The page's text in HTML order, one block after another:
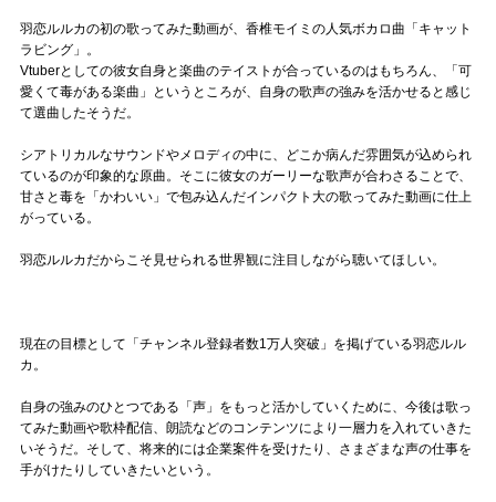
羽恋ルルカの初の歌ってみた動画が、香椎モイミの人気ボカロ曲「キャット
ラビング」。
Vtuberとしての彼女自身と楽曲のテイストが合っているのはもちろん、「可
愛くて毒がある楽曲」というところが、自身の歌声の強みを活かせると感じ
て選曲したそうだ。
シアトリカルなサウンドやメロディの中に、どこか病んだ雰囲気が込められ
ているのが印象的な原曲。そこに彼女のガーリーな歌声が合わさることで、
甘さと毒を「かわいい」で包み込んだインパクト大の歌ってみた動画に仕上
がっている。
羽恋ルルカだからこそ見せられる世界観に注目しながら聴いてほしい。
現在の目標として「チャンネル登録者数1万人突破」を掲げている羽恋ルル
カ。
自身の強みのひとつである「声」をもっと活かしていくために、今後は歌っ
てみた動画や歌枠配信、朗読などのコンテンツにより一層力を入れていきた
いそうだ。そして、将来的には企業案件を受けたり、さまざまな声の仕事を
手がけたりしていきたいという。